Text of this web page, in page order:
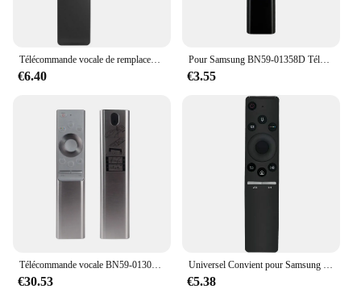
Télécommande vocale de remplacement BN59-01312F pour Samsung Smart TV QLED UHD 4K 8K UN55RU740DF UN55RU740DFXZA UN65RU740DF UN65RU740DFXZA
€6.40
Pour Samsung BN59-01358D Télécommande pour 2021 Téléviseurs UE43AU7100U UE43AU7500U UE50AU7100U UE55AU7500U UE65AU7
€3.55
€30.53 €5.38